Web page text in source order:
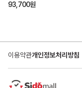
93,700원
이용약관개인정보처리방침